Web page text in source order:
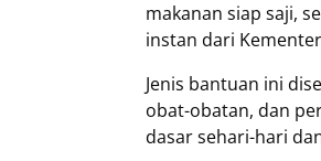
makanan siap saji,
instan dari
Jenis bantuan ini
obat-obatan, dan
dasar sehari-hari